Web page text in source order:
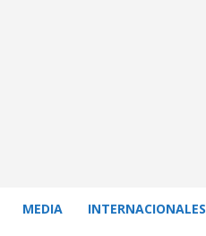
MEDIA INTERNACIONALES